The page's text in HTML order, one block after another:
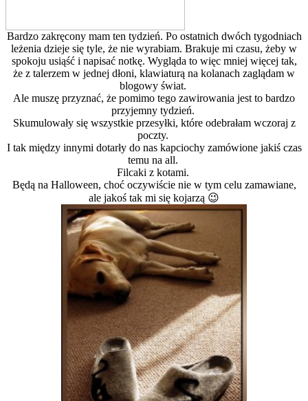
Bardzo zakręcony mam ten tydzień. Po ostatnich dwóch tygodniach
leżenia dzieje się tyle, że nie wyrabiam. Brakuje mi czasu, żeby w
spokoju usiąść i napisać notkę. Wygląda to więc mniej więcej tak,
że z talerzem w jednej dłoni, klawiaturą na kolanach zaglądam w
blogowy świat.
Ale muszę przyznać, że pomimo tego zawirowania jest to bardzo
przyjemny tydzień.
Skumulowały się wszystkie przesyłki, które odebrałam wczoraj z
poczty.
I tak między innymi dotarły do nas kapciochy zamówione jakiś czas
temu na all.
Filcaki z kotami.
Będą na Halloween, choć oczywiście nie w tym celu zamawiane,
ale jakoś tak mi się kojarzą 😉